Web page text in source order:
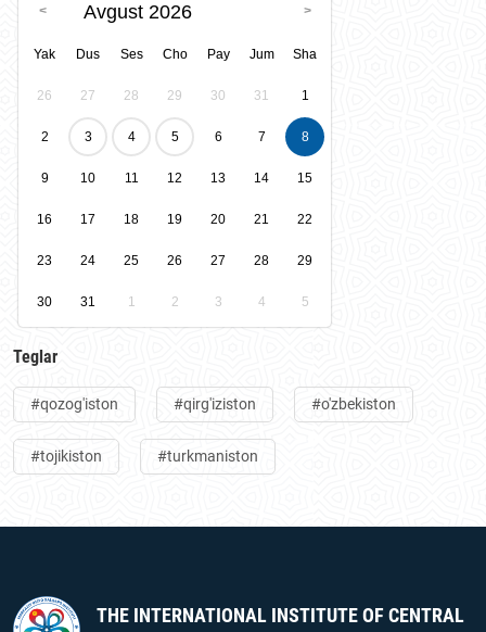
Avgust 2026
Yak Dus Ses Cho Pay Jum Sha
26 27 28 29 30 31 1
2 3 4 5 6 7 8
9 10 11 12 13 14 15
16 17 18 19 20 21 22
23 24 25 26 27 28 29
30 31 1 2 3 4 5
Teglar
#qozog'iston #qirg'iziston #o'zbekiston
#tojikiston #turkmaniston
THE INTERNATIONAL INSTITUTE OF CENTRAL